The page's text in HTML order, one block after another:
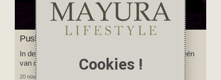
Pushkar: het spirituele hart van Rajasthan
In deze blog neem ik je mee op reis naar Pushkar, één
van de heiligste plaatsen in India.
20 november 2025
Cookies !